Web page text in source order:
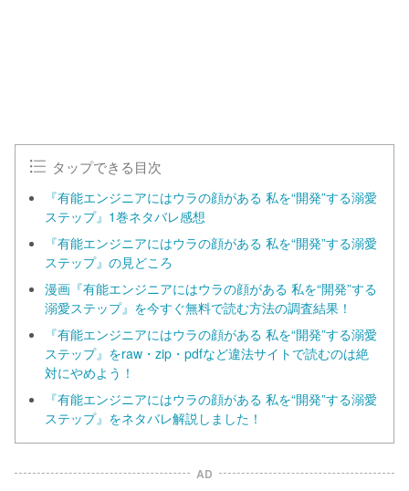
タップできる目次
『有能エンジニアにはウラの顔がある 私を“開発”する溺愛
ステップ』1巻ネタバレ感想
『有能エンジニアにはウラの顔がある 私を“開発”する溺愛
ステップ』の見どころ
漫画『有能エンジニアにはウラの顔がある 私を“開発”する
溺愛ステップ』を今すぐ無料で読む方法の調査結果！
『有能エンジニアにはウラの顔がある 私を“開発”する溺愛
ステップ』をraw・zip・pdfなど違法サイトで読むのは絶
対にやめよう！
『有能エンジニアにはウラの顔がある 私を“開発”する溺愛
ステップ』をネタバレ解説しました！
AD